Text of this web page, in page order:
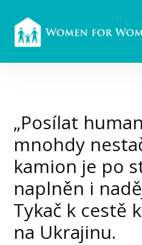
„Posílat
mnohdy
kamion je po
naplněn i
Tykač k cestě
na Ukrajinu.